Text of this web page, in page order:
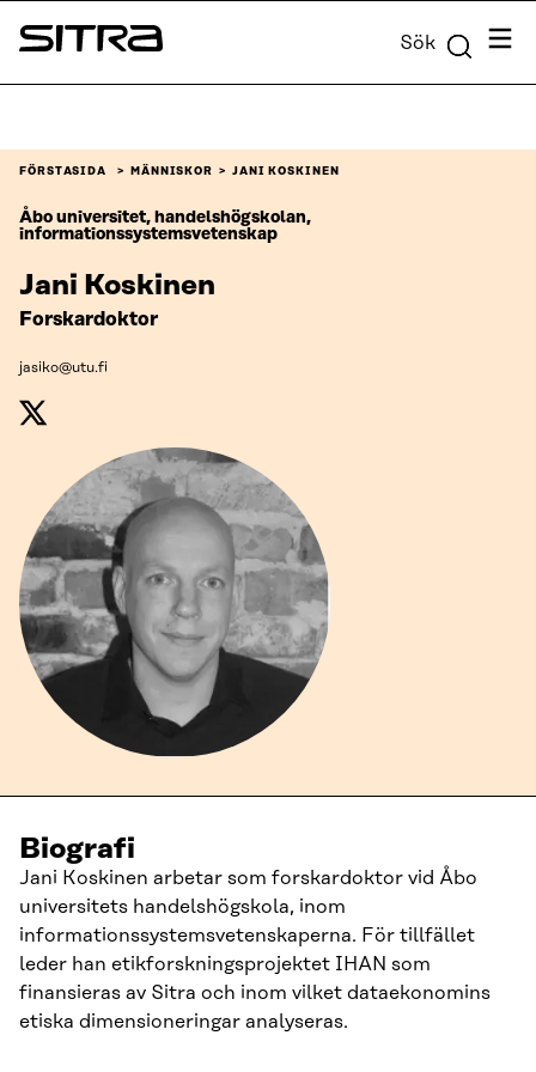
Skip to
content
Sitra Sök Meny
FÖRSTASIDA MÄNNISKOR JANI KOSKINEN
Åbo universitet, handelshögskolan,
informationssystemsvetenskap
Jani Koskinen
Forskardoktor
jasiko@utu.fi
Biografi
Jani Koskinen arbetar som forskardoktor vid Åbo
universitets handelshögskola, inom
informationssystemsvetenskaperna. För tillfället
leder han etikforskningsprojektet IHAN som
finansieras av Sitra och inom vilket dataekonomins
etiska dimensioneringar analyseras.